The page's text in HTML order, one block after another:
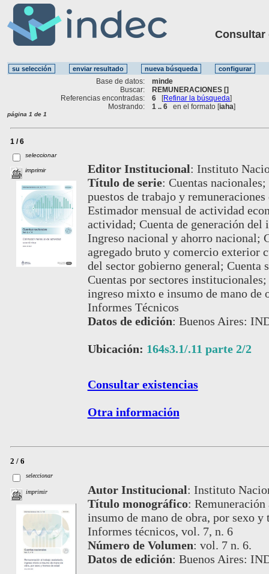
Consultar
Base de datos:
minde
Buscar:
REMUNERACIONES []
Referencias encontradas:
6 [Refinar la búsqueda]
Mostrando:
1 .. 6 en el formato [iaha]
página 1 de 1
1 / 6
seleccionar
imprimir Editor Institucional: Instituto
Título de serie: Cuentas
puestos de trabajo y
Estimador mensual de actividad
actividad; Cuenta de generación del
Ingreso nacional y ahorro nacional;
agregado bruto y comercio exterior
del sector gobierno general; Cuenta
Cuentas por sectores
ingreso mixto e insumo de mano de
Informes Técnicos
Datos de edición: Buenos Aires:
Ubicación: 164s3.1/.11 parte 2/2
Consultar existencias
Otra información
2 / 6
seleccionar
imprimir Autor Institucional: Instituto
Título monográfico:
insumo de mano de obra, por sexo
Informes técnicos, vol. 7, n. 6
Número de Volumen: vol. 7 n. 6.
Datos de edición: Buenos Aires: